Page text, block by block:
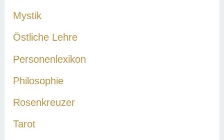
Mystik
Östliche Lehre
Personenlexikon
Philosophie
Rosenkreuzer
Tarot